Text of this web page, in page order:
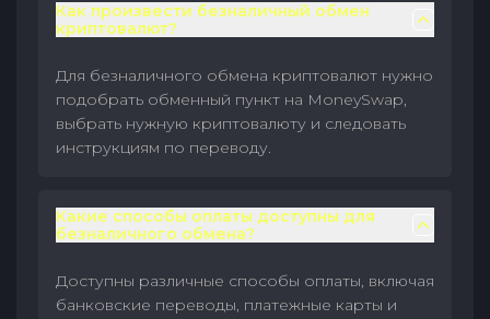
Как произвести безналичный обмен
криптовалют?
Для безналичного обмена криптовалют нужно
подобрать обменный пункт на MoneySwap,
выбрать нужную криптовалюту и следовать
инструкциям по переводу.
Какие способы оплаты доступны для
безналичного обмена?
Доступны различные способы оплаты, включая
банковские переводы, платежные карты и